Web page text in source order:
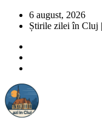
6 august, 2026
Știrile zilei în Cluj